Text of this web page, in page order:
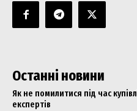
Останні новини
Як не помилитися під час
експертів